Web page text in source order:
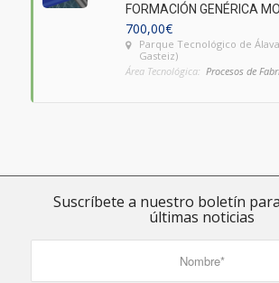
FORMACIÓN GENÉRICA
700,00€
Parque Tecnológico de
Gasteiz)
Área Tecnológica: Procesos de
Suscríbete a nuestro boletín
últimas noticias